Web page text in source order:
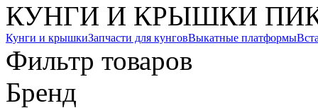
КУНГИ И КРЫШКИ
Кунги и крышкиЗапчасти для кунговВыкатные платформы
Фильтр товаров
Бренд